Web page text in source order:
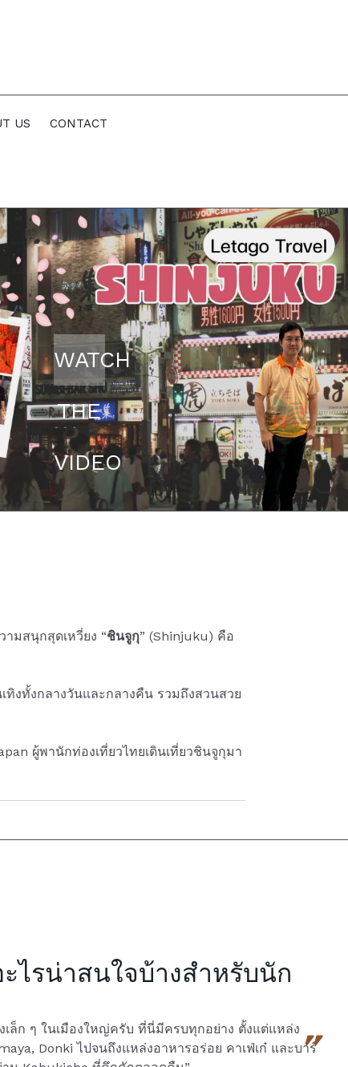
US CONTACT
WATCH
THE
VIDEO
ามสนุกสุดเหวี่ยง “ชินจูกุ” (Shinjuku) คือ
งทั้งกลางวันและกลางคืน รวมถึงสวนสวย
ผู้พานักท่องเที่ยวไทยเดินเที่ยวชินจูกุมา
ะไรน่าสนใจบ้างสำหรับนัก
เล็ก ๆ ในเมืองใหญ่ครับ ที่นี่มีครบทุกอย่าง ตั้งแต่แหล่ง
Donki ไปจนถึงแหล่งอาหารอร่อย คาเฟ่เก๋ และบาร์